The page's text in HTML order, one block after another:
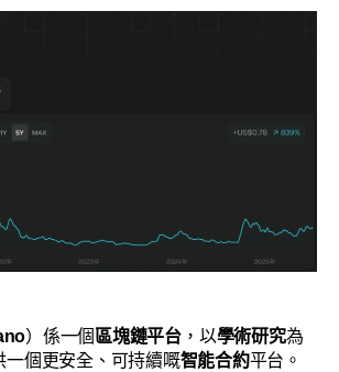
）係一個區塊鏈平台 ，以學術研究為
一個更安全、可持續嘅智能合約平台。